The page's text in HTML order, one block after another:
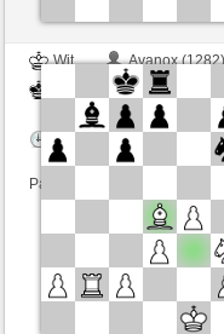
Wit
Avanox
Yeye90 (1294)
Speelduur: 6 minutes/
Partij telt mee voor de ranglijst